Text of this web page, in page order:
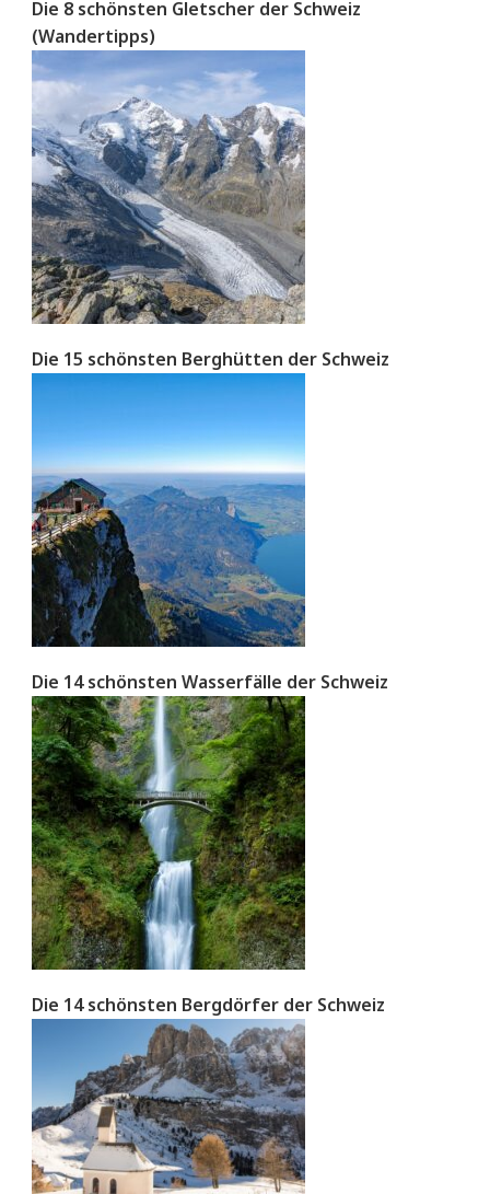
Die 8 schönsten Gletscher der Schweiz
(Wandertipps)
Die 15 schönsten Berghütten der Schweiz
Die 14 schönsten Wasserfälle der Schweiz
Die 14 schönsten Bergdörfer der Schweiz